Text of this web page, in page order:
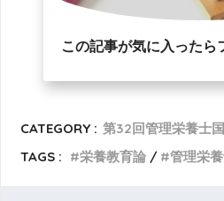
この記事が気に入ったら
CATEGORY : 第32回管理栄養士
TAGS :
栄養教育論 管理栄